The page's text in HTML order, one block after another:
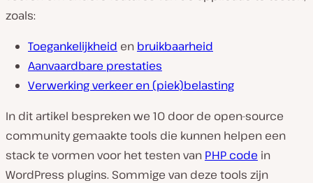
zoals:
Toegankelijkheid en bruikbaarheid
Aanvaardbare prestaties
Verwerking verkeer en (piek)belasting
In dit artikel bespreken we 10 door de open-source
community gemaakte tools die kunnen helpen een
stack te vormen voor het testen van PHP code in
WordPress plugins. Sommige van deze tools zijn